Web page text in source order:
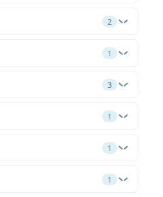
2
1
3
1
1
1